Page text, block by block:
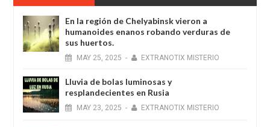
En la región de Chelyabinsk vieron a
humanoides enanos robando verduras de
sus huertos.
MAY 25, 2025 - EXTRANOTIX MISTERIO
Lluvia de bolas luminosas y
resplandecientes en Rusia
MAY 23, 2025 - EXTRANOTIX MISTERIO